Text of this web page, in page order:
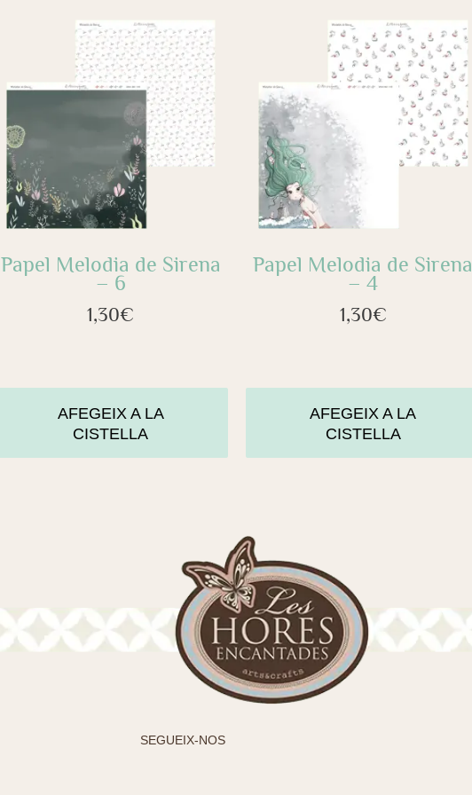
Papel Melodia de Sirena
– 6
1,30€
AFEGEIX A LA
CISTELLA
Papel Melodia de
– 4
1,30€
AFEGEIX A LA
CISTELLA
SEGUEIX-NOS